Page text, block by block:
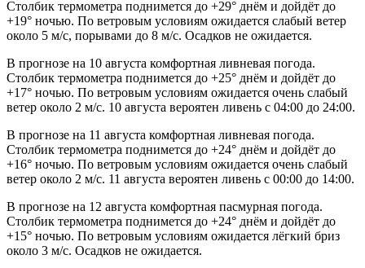
Столбик термометра поднимется до +29° днём и дойдёт до
+19° ночью. По ветровым условиям ожидается слабый ветер
около 5 м/с, порывами до 8 м/с. Осадков не ожидается.
В прогнозе на 10 августа комфортная ливневая погода.
Столбик термометра поднимется до +25° днём и дойдёт до
+17° ночью. По ветровым условиям ожидается очень слабый
ветер около 2 м/с. 10 августа вероятен ливень с 04:00 до 24:00.
В прогнозе на 11 августа комфортная ливневая погода.
Столбик термометра поднимется до +24° днём и дойдёт до
+16° ночью. По ветровым условиям ожидается очень слабый
ветер около 2 м/с. 11 августа вероятен ливень с 00:00 до 14:00.
В прогнозе на 12 августа комфортная пасмурная погода.
Столбик термометра поднимется до +24° днём и дойдёт до
+15° ночью. По ветровым условиям ожидается лёгкий бриз
около 3 м/с. Осадков не ожидается.